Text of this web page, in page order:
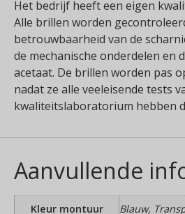
Het bedrijf heeft een eigen
Alle brillen worden
betrouwbaarheid van de
de mechanische onderdelen en
acetaat. De brillen worden pas
nadat ze alle veeleisende tests
kwaliteitslaboratorium hebben
Aanvullende
Kleur montuur Blauw,